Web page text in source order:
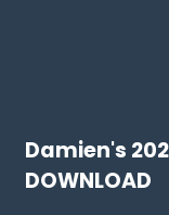
Damien's
DOWNLOAD